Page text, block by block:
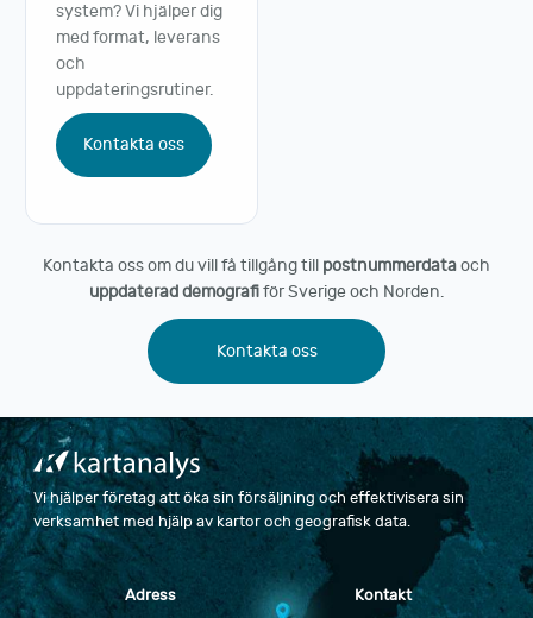
system? Vi hjälper dig
med format, leverans
och
uppdateringsrutiner.
Kontakta oss
Kontakta oss om du vill få tillgång till postnummerdataoch
uppdaterad demografiför Sverige och Norden.
Kontakta oss
Vi hjälper företag att öka sin försäljning och effektivisera sin
verksamhet med hjälp av kartor och geografisk data.
Adress
Kontakt